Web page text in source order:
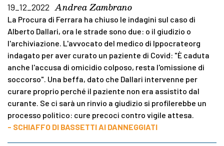
19_12_2022 Andrea Zambrano
La Procura di Ferrara ha chiuso le indagini sul caso di
Alberto Dallari, ora le strade sono due: o il giudizio o
l'archiviazione. L'avvocato del medico di Ippocrateorg
indagato per aver curato un paziente di Covid: "È caduta
anche l'accusa di omicidio colposo, resta l'omissione di
soccorso". Una beffa, dato che Dallari intervenne per
curare proprio perché il paziente non era assistito dal
curante. Se ci sarà un rinvio a giudizio si profilerebbe un
processo politico: cure precoci contro vigile attesa.
- SCHIAFFO DI BASSETTI AI DANNEGGIATI